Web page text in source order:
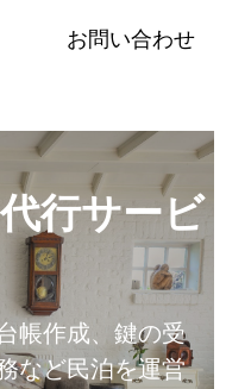
お問い合わせ
行サービ
帳作成、鍵の受
など民泊を運営